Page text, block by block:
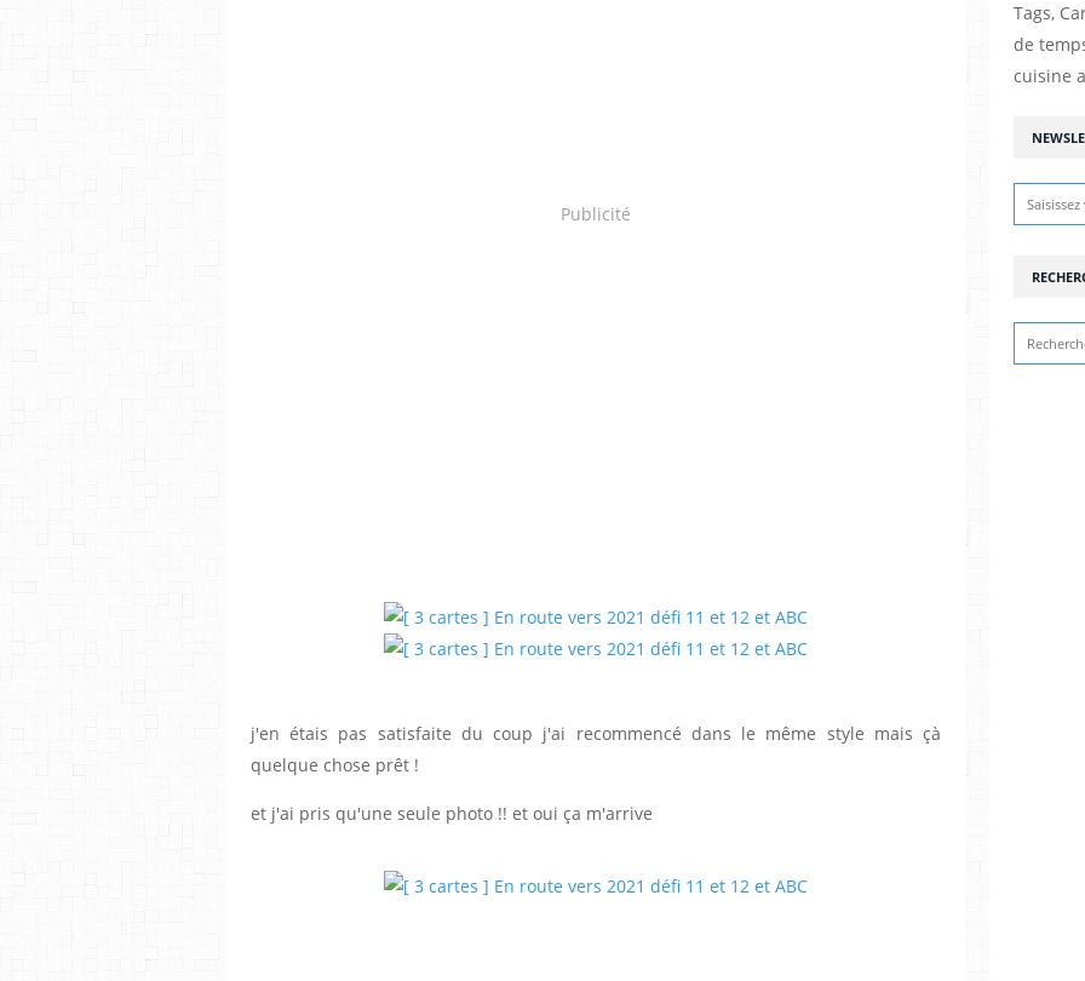
Publicité
j'en étais pas satisfaite du coup j'ai recommencé dans le même style mais çà
quelque chose prêt !
et j'ai pris qu'une seule photo !! et oui ça m'arrive
Tags,
de
cuisine